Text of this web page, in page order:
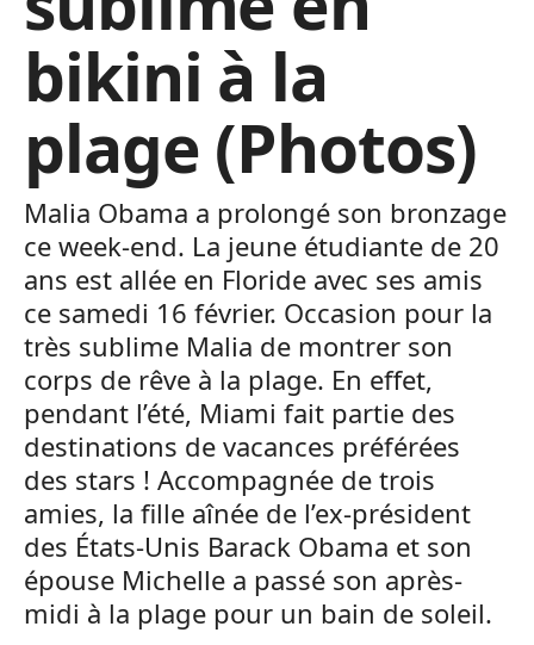
bikini à la
plage (Photos)
Malia Obama a prolongé son bronzage
ce week-end. La jeune étudiante de 20
ans est allée en Floride avec ses amis
ce samedi 16 février. Occasion pour la
très sublime Malia de montrer son
corps de rêve à la plage. En effet,
pendant l’été, Miami fait partie des
destinations de vacances préférées
des stars ! Accompagnée de trois
amies, la fille aînée de l’ex-président
des États-Unis Barack Obama et son
épouse Michelle a passé son après-
midi à la plage pour un bain de soleil.